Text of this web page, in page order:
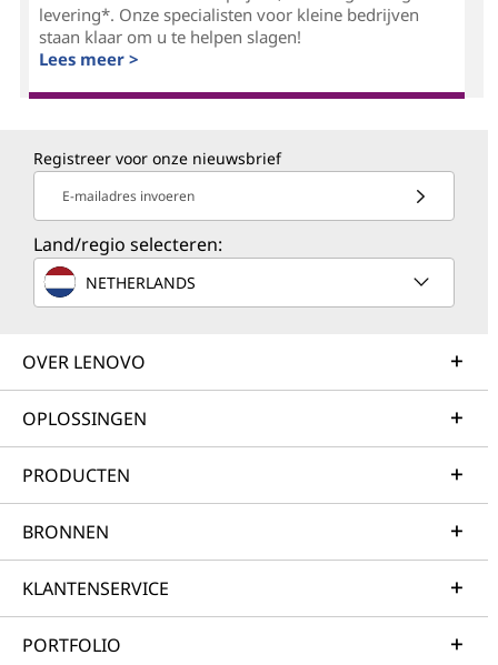
levering*. Onze specialisten voor kleine bedrijven
staan klaar om u te helpen slagen!
Lees meer >
Registreer voor onze nieuwsbrief
E-mailadres invoeren
Land/regio selecteren:
NETHERLANDS
OVER LENOVO
OPLOSSINGEN
PRODUCTEN
BRONNEN
KLANTENSERVICE
PORTFOLIO